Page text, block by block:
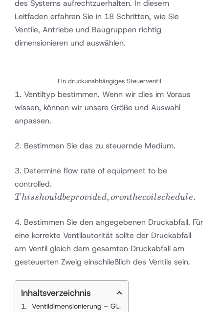
des Systems aufrechtzuerhalten. In diesem
Leitfaden erfahren Sie in 18 Schritten, wie Sie
Ventile, Antriebe und Baugruppen richtig
dimensionieren und auswählen.
Ein druckunabhängiges Steuerventil
1. Ventiltyp bestimmen. Wenn wir dies im Voraus
wissen, können wir unsere Größe und Auswahl
anpassen.
2. Bestimmen Sie das zu steuernde Medium.
3. Determine flow rate of equipment to be
controlled.
should
provided,
or on the
coil
schedule.
T hisshouldbeprovided, oronthecoilschedule.
4. Bestimmen Sie den angegebenen Druckabfall. Für
eine korrekte Ventilautorität sollte der Druckabfall
am Ventil gleich dem gesamten Druckabfall am
gesteuerten Zweig einschließlich des Ventils sein.
Inhaltsverzeichnis
Ventildimensionierung – Gleichung